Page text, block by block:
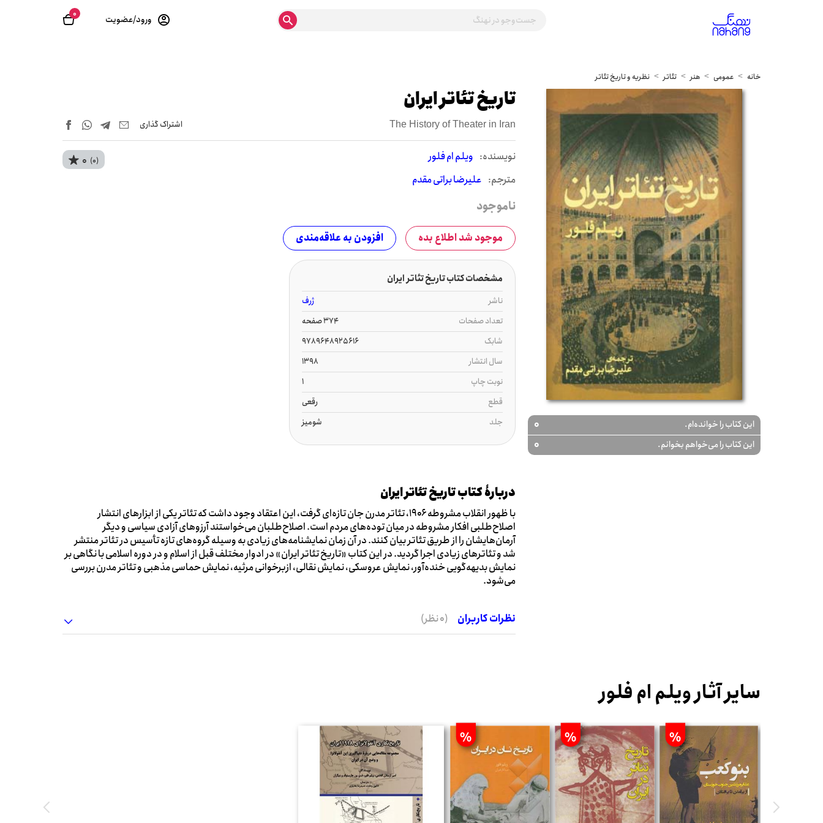
0 ورود/عضویت
خانه عمومی هنر تئاتر نظریه و تاریخ تئاتر
این کتاب را خوانده‌ام. 0
این کتاب را می‌خواهم بخوانم. 0
تاریخ تئاتر ایران
The History of Theater in Iran اشتراک‌ گذاری
نويسنده: ویلم ام فلور
مترجم: علیرضا براتی مقدم
0 (0)
ناموجود
موجود شد اطلاع بده افزودن به علاقه‌مندی
مشخصات کتاب تاریخ تئاتر ایران
ناشر
ژرف
تعداد صفحات
374 صفحه
شابک
9789648925616
سال انتشار
1398
نوبت چاپ
1
قطع
رقعی
جلد
شومیز
دربارۀ کتاب تاریخ تئاتر ایران
با ظهور انقلاب مشروطه ۱۹۰۶، تئاتر مدرن جان تازه‌ای گرفت، این اعتقاد وجود داشت که تئاتر یکی از ابزارهای انتشار
اصلاح‌طلبی افکار مشروطه در میان توده‌های مردم است. اصلاح‌طلبان می‌خواستند آرزوهای آزادی سیاسی و دیگر
آرمان‌هایشان را از طریق تئاتر بیان کنند. در آن زمان نمایشنامه‌های زیادی به وسیله گروه‌های تازه تأسیس در تئاتر منتشر
شد و تئاترهای زیادی اجرا گردید. در این کتاب «تاریخ تئاتر ایران» در ادوار مختلف قبل از اسلام و در دوره اسلامی با نگاهی بر
نمایش بدیهه‌گویی خنده‌آور، نمایش عروسکی، نمایش نقالی، ازبرخوانی مرثیه، نمایش حماسی مذهبی و تئاتر مدرن بررسی
می‌شود.
نظرات کاربران (0 نظر)
سایر آثار ویلم ام فلور
%
%
%